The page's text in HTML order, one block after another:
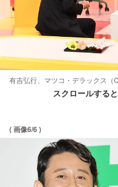
有吉弘行、マツコ・デラックス（
スクロールする
( 画像6/6 )